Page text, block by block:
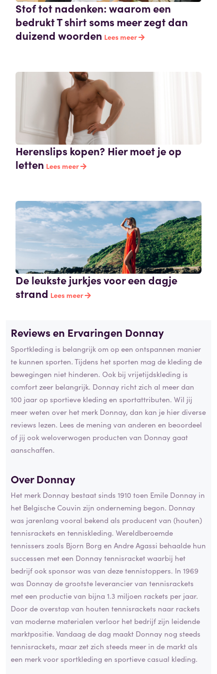
Stof tot nadenken: waarom een
bedrukt T shirt soms meer zegt dan
duizend woorden Lees meer
Herenslips kopen? Hier moet je op
letten Lees meer
De leukste jurkjes voor een dagje
strand Lees meer
Reviews en Ervaringen Donnay
Sportkleding is belangrijk om op een ontspannen manier
te kunnen sporten. Tijdens het sporten mag de kleding de
bewegingen niet hinderen. Ook bij vrijetijdskleding is
comfort zeer belangrijk. Donnay richt zich al meer dan
100 jaar op sportieve kleding en sportattributen. Wil jij
meer weten over het merk Donnay, dan kan je hier diverse
reviews lezen. Lees de mening van anderen en beoordeel
of jij ook weloverwogen producten van Donnay gaat
aanschaffen.
Over Donnay
Het merk Donnay bestaat sinds 1910 toen Emile Donnay in
het Belgische Couvin zijn onderneming begon. Donnay
was jarenlang vooral bekend als producent van (houten)
tennisrackets en tenniskleding. Wereldberoemde
tennissers zoals Bjorn Borg en Andre Agassi behaalde hun
successen met een Donnay tennisracket waarbij het
bedrijf ook sponsor was van deze tennistoppers. In 1969
was Donnay de grootste leverancier van tennisrackets
met een productie van bijna 1.3 miljoen rackets per jaar.
Door de overstap van houten tennisrackets naar rackets
van moderne materialen verloor het bedrijf zijn leidende
marktpositie. Vandaag de dag maakt Donnay nog steeds
tennisrackets, maar zet zich steeds meer in de markt als
een merk voor sportkleding en sportieve casual kleding.